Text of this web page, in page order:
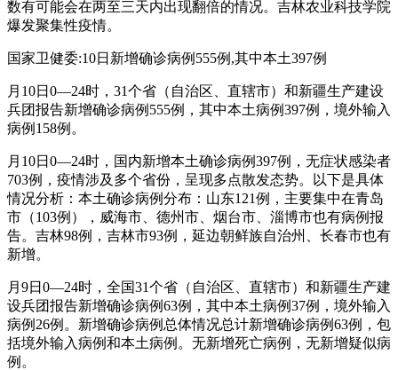
数有可能会在两至三天内出现翻倍的情况。吉林农业科技学院
爆发聚集性疫情。
国家卫健委:10日新增确诊病例555例,其中本土397例
月10日0—24时，31个省（自治区、直辖市）和新疆生产建设
兵团报告新增确诊病例555例，其中本土病例397例，境外输入
病例158例。
月10日0—24时，国内新增本土确诊病例397例，无症状感染者
703例，疫情涉及多个省份，呈现多点散发态势。以下是具体
情况分析：本土确诊病例分布：山东121例，主要集中在青岛
市（103例），威海市、德州市、烟台市、淄博市也有病例报
告。吉林98例，吉林市93例，延边朝鲜族自治州、长春市也有
新增。
月9日0—24时，全国31个省（自治区、直辖市）和新疆生产建
设兵团报告新增确诊病例63例，其中本土病例37例，境外输入
病例26例。新增确诊病例总体情况总计新增确诊病例63例，包
括境外输入病例和本土病例。无新增死亡病例，无新增疑似病
例。